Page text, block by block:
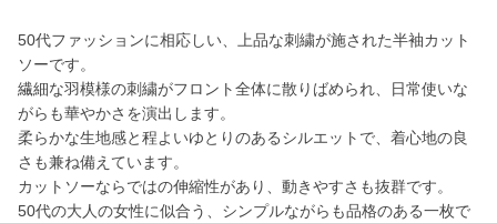
50代ファッションに相応しい、上品な刺繍が施された半袖カット
ソーです。
繊細な羽模様の刺繍がフロント全体に散りばめられ、日常使いな
がらも華やかさを演出します。
柔らかな生地感と程よいゆとりのあるシルエットで、着心地の良
さも兼ね備えています。
カットソーならではの伸縮性があり、動きやすさも抜群です。
50代の大人の女性に似合う、シンプルながらも品格のある一枚で